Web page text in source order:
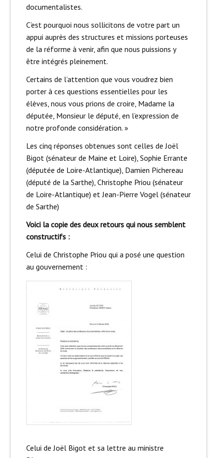
documentalistes.
C’est pourquoi nous sollicitons de votre part un
appui auprès des structures et missions porteuses
de la réforme à venir, afin que nous puissions y
être intégrés pleinement.
Certains de l’attention que vous voudrez bien
porter à ces questions essentielles pour les
élèves, nous vous prions de croire, Madame la
députée, Monsieur le député, en l’expression de
notre profonde considération. »
Les cinq réponses obtenues sont celles de Joël
Bigot (sénateur de Maine et Loire), Sophie Errante
(députée de Loire-Atlantique), Damien Pichereau
(député de la Sarthe), Christophe Priou (sénateur
de Loire-Atlantique) et Jean-Pierre Vogel (sénateur
de Sarthe)
Voici la copie des deux retours qui nous semblent
constructifs :
Celui de Christophe Priou qui a posé une question
au gouvernement :
Celui de Joël Bigot et sa lettre au ministre